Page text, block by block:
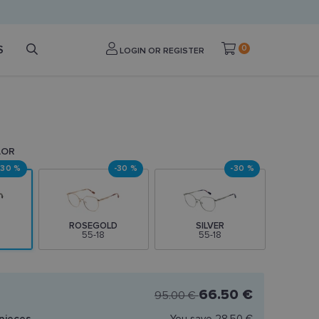
LOGIN OR REGISTER 0
%
ROSEGOLD
55-18
-30 %
SILVER
55-18
-30 %
95.00 €66.50 €